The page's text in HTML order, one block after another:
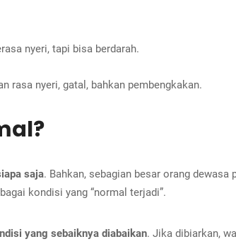
nyeri, tapi bisa berdarah.
rasa nyeri, gatal, bahkan pembengkakan.
saja. Bahkan, sebagian besar orang
kondisi yang “normal terjadi”.
yang sebaiknya diabaikan. Jika dibiarkan,